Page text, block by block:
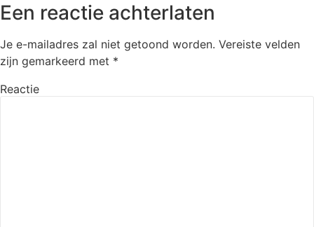
Een reactie achterlaten
Je e-mailadres zal niet getoond worden. Vereiste velden
zijn gemarkeerd met *
Reactie